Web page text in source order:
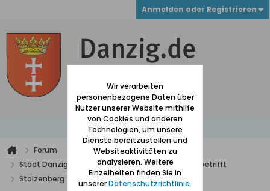
Anmelden oder Registrieren
Forum
Stadt Danzig mit Vororten und alles was Danzig betrifft
Stolzenberg
Stolzenberger gesucht
Wir verarbeiten
personenbezogene Daten über
Nutzer unserer Website mithilfe
von Cookies und anderen
Technologien, um unsere
Dienste bereitzustellen und
Websiteaktivitäten zu
analysieren. Weitere
Einzelheiten finden Sie in
unsererDatenschutzrichtlinie.